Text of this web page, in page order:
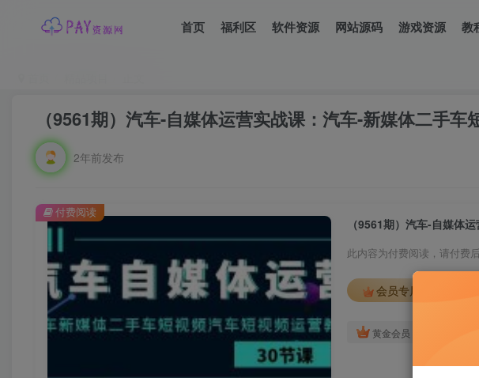
首页 福利区 软件资源 网站源码 游戏资源 教
（9561期）汽车-自媒体运营实战课：汽车-新媒体二手
2年前发布
（9561期）汽车-自媒体
此内容为付费阅读，请付费
会员专属资源
黄金会员
付费阅读